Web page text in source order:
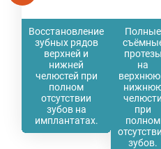
Восстановление
зубных рядов
верхней и
нижней
челюстей при
полном
отсутствии
зубов на
имплантатах.
Полные
протезы
на
верхнюю
челюсти
при
полном
зубов.